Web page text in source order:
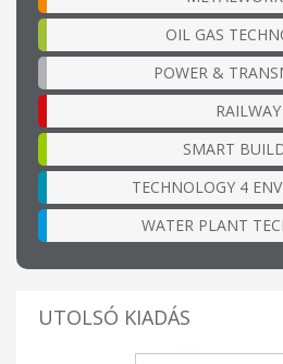
OIL GAS
POWER &
RAILWAY
SMART
TECHNOLOGY 4
WATER PLANT
UTOLSÓ KIADÁS